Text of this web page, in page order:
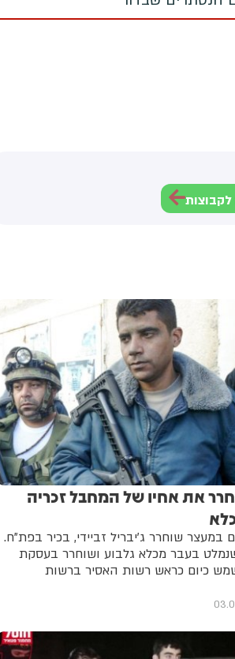
את אחיו של המחבל זכריה
במעצר שוחרר ג’יבריל זביידי, בכיר בפת"ח.
בעבר מכלא גלבוע ושוחרר בעסקת
כיום כראש רשות האסיר ברשות